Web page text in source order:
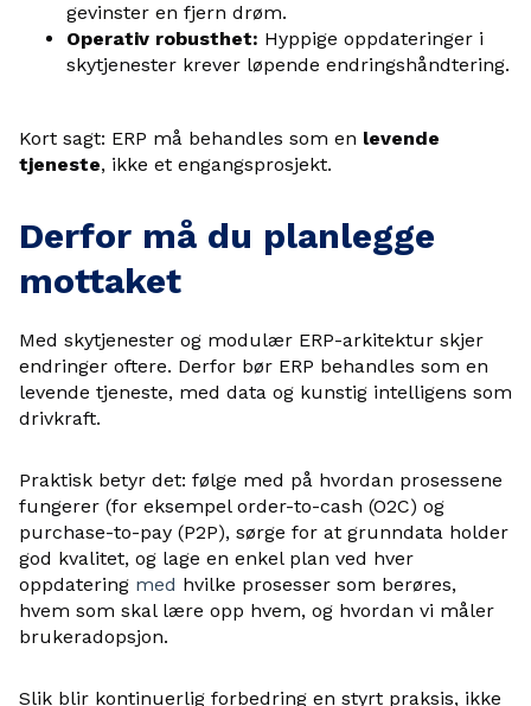
gevinster en fjern drøm.
Operativ robusthet: Hyppige oppdateringer i
skytjenester krever løpende endringshåndtering.
Kort sagt: ERP må behandles som en levende
tjeneste, ikke et engangsprosjekt.
Derfor må du planlegge
mottaket
Med skytjenester og modulær ERP-arkitektur skjer
endringer oftere. Derfor bør ERP behandles som en
levende tjeneste, med data og kunstig intelligens som
drivkraft.
Praktisk betyr det: følge med på hvordan prosessene
fungerer (for eksempel order-to-cash (O2C) og
purchase-to-pay (P2P), sørge for at grunndata holder
god kvalitet, og lage en enkel plan ved hver
oppdatering med hvilke prosesser som berøres,
hvem som skal lære opp hvem, og hvordan vi måler
brukeradopsjon.
Slik blir kontinuerlig forbedring en styrt praksis, ikke